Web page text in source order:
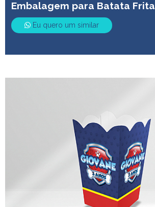
Embalagem para Batata Frita
Eu quero um similar